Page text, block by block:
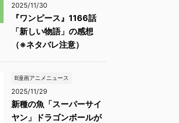
2025/11/30
『ワンピース』1166話
「新しい物語」の感想
（※ネタバレ注意）
B漫画アニメニュース
2025/11/29
新種の魚「スーパーサイ
ヤン」ドラゴンボールが